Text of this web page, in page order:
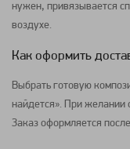
нужен, привязывается
воздухе.
Как оформить
Выбрать готовую
найдется». При желании
Заказ оформляется